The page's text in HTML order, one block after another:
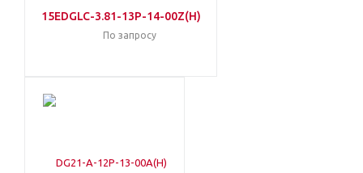
15EDGLC-3.81-13P-14-00Z(H)
По запросу